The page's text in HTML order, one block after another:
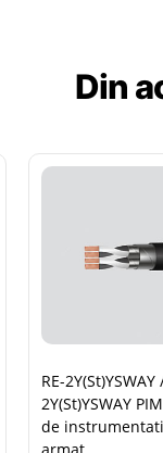
Din
RE-2Y(St)YSWAY
2Y(St)YSWAY
de